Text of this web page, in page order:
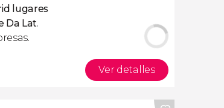
lugares
Da Lat.
Ver detalles